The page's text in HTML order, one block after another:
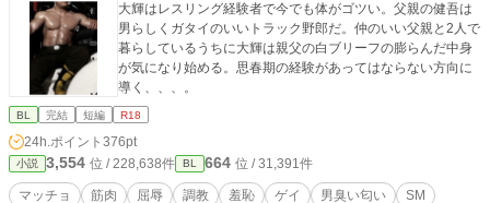
大輝はレスリング経験者で今でも体がゴツい。父親の健吾は
男らしくガタイのいいトラック野郎だ。仲のいい父親と2人で
暮らしているうちに大輝は親父の白ブリーフの膨らんだ中身
が気になり始める。思春期の経験があってはならない方向に
導く、、、。
BL 完結 短編 R18
24h.ポイント 376pt
小説 3,554 位 / 228,638件 BL 664 位 / 31,391件
マッチョ 筋肉 屈辱 調教 羞恥 ゲイ 男臭い匂い SM